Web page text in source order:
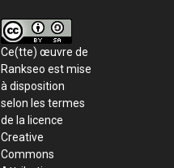
Ce(tte) œuvre de
Rankseo est mise
à disposition
selon les termes
de la licence
Creative
Commons